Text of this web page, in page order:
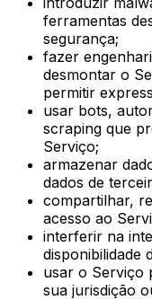
ferramentas
segurança;
fazer
desmontar o
permitir
usar bots,
scraping que
Serviço;
armazenar
dados de
compartilhar,
acesso ao
interferir na
disponibilidade
usar o Serviço
sua jurisdição